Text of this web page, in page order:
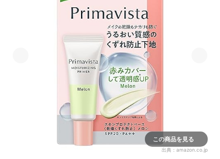
この商品を見る
出典： amazon.co.jp